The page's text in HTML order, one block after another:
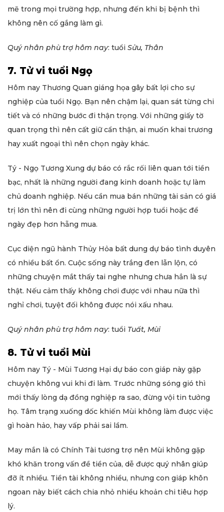
mẽ trong mọi trường hợp, nhưng đến khi bị bệnh thì
không nên cố gắng làm gì.
Quý nhân phù trợ hôm nay: tuổi Sửu, Thân
7. Tử vi tuổi Ngọ
Hôm nay Thương Quan giáng họa gây bất lợi cho sự
nghiệp của tuổi Ngọ. Bạn nên chậm lại, quan sát từng chi
tiết và có những bước đi thận trọng. Với những giấy tờ
quan trọng thì nên cất giữ cẩn thận, ai muốn khai trương
hay xuất ngoại thì nên chọn ngày khác.
Tý - Ngọ Tương Xung dự báo có rắc rối liên quan tới tiền
bạc, nhất là những người đang kinh doanh hoặc tự làm
chủ doanh nghiệp. Nếu cần mua bán những tài sản có giá
trị lớn thì nên đi cùng những người hợp tuổi hoặc để
ngày đẹp hơn hẵng mua.
Cục diện ngũ hành Thủy Hỏa bất dung dự báo tình duyên
có nhiều bất ổn. Cuộc sống này trắng đen lẫn lộn, có
những chuyện mắt thấy tai nghe nhưng chưa hẳn là sự
thật. Nếu cảm thấy không chơi được với nhau nữa thì
nghỉ chơi, tuyệt đối không được nói xấu nhau.
Quý nhân phù trợ hôm nay: tuổi Tuất, Mùi
8. Tử vi tuổi Mùi
Hôm nay Tý - Mùi Tương Hại dự báo con giáp này gặp
chuyện không vui khi đi làm. Trước những sóng gió thì
mới thấy lòng dạ đồng nghiệp ra sao, đừng vội tin tưởng
họ. Tâm trạng xuống dốc khiến Mùi không làm được việc
gì hoàn hảo, hay vấp phải sai lầm.
May mắn là có Chính Tài tương trợ nên Mùi không gặp
khó khăn trong vấn đề tiền của, dễ được quý nhân giúp
đỡ ít nhiều. Tiền tài không nhiều, nhưng con giáp khôn
ngoan này biết cách chia nhỏ nhiều khoản chi tiêu hợp
lý.